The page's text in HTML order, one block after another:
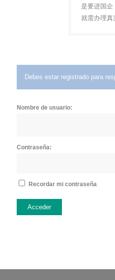
是要进国
就需办理真
Debes estar registrado para
Nombre de usuario:
Contraseña:
Recordar mi contraseña
Acceder